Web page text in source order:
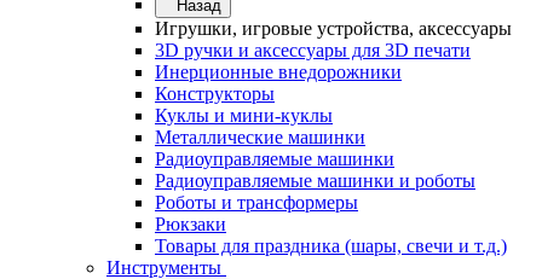
Назад
Игрушки, игровые устройства, аксессуары
3D ручки и аксессуары для 3D печати
Инерционные внедорожники
Конструкторы
Куклы и мини-куклы
Металлические машинки
Радиоуправляемые машинки
Радиоуправляемые машинки и роботы
Роботы и трансформеры
Рюкзаки
Товары для праздника (шары, свечи и т.д.)
Инструменты